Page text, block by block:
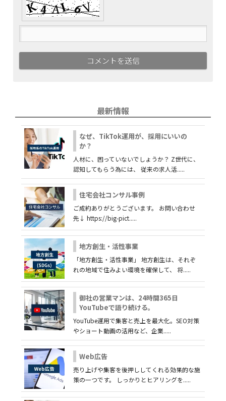
最新情報
なぜ、TikTok運用が、採用にいいの
か？
人材に、困っていないでしょうか？ Z世代に、
認知してもらう為には、 従来の求人活.....
住宅会社コンサル事例
ご成約ありがとうございます。 お問い合わせ
先↓ https://big-pict.....
地方創生・活性事業
「地方創生・活性事業」 地方創生は、それぞ
れの地域で住みよい環境を確保して、 将.....
御社の営業マンは、24時間365日
YouTubeで語り続ける。
YouTube運用で集客と売上を最大化。SEO対策
やショート動画の活用など、企業.....
Web広告
売り上げや集客を後押ししてくれる効果的な施
策の一つです。 しっかりとヒアリングを.....